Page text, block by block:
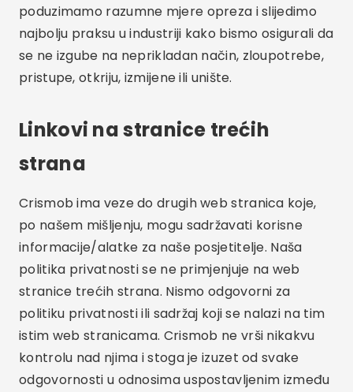
poduzimamo razumne mjere opreza i slijedimo
najbolju praksu u industriji kako bismo osigurali da
se ne izgube na neprikladan način, zloupotrebe,
pristupe, otkriju, izmijene ili unište.
Linkovi na stranice trećih
strana
Crismob ima veze do drugih web stranica koje,
po našem mišljenju, mogu sadržavati korisne
informacije/alatke za naše posjetitelje. Naša
politika privatnosti se ne primjenjuje na web
stranice trećih strana. Nismo odgovorni za
politiku privatnosti ili sadržaj koji se nalazi na tim
istim web stranicama. Crismob ne vrši nikakvu
kontrolu nad njima i stoga je izuzet od svake
odgovornosti u odnosima uspostavljenim između